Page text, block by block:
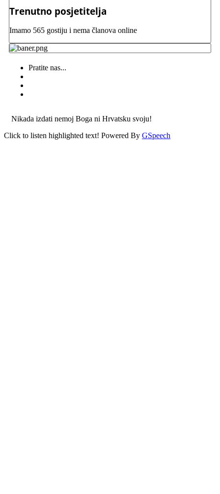
Trenutno posjetitelja
Imamo 565 gostiju i nema članova online
Pratite nas...
Nikada izdati nemoj Boga ni Hrvatsku svoju!
Click to listen highlighted text! Powered By GSpeech